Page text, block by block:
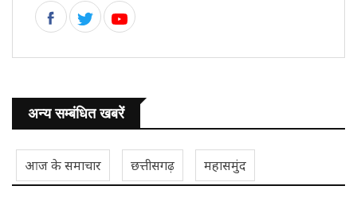
अन्य सम्बंधित खबरें
आज के समाचार छत्तीसगढ़ महासमुंद